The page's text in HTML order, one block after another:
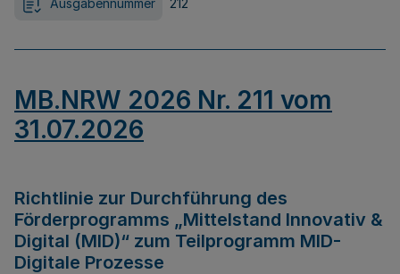
MB.NRW 2026 Nr. 211 vom
31.07.2026
Richtlinie zur Durchführung des
Förderprogramms „Mittelstand Innovativ &
Digital (MID)“ zum Teilprogramm MID-
Digitale Prozesse